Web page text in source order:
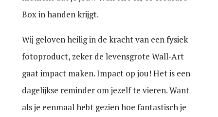
Box in handen krijgt.
Wij geloven heilig in de kracht van een fysiek
fotoproduct, zeker de levensgrote Wall-Art
gaat impact maken. Impact op jou! Het is een
dagelijkse reminder om jezelf te vieren. Want
als je eenmaal hebt gezien hoe fantastisch je